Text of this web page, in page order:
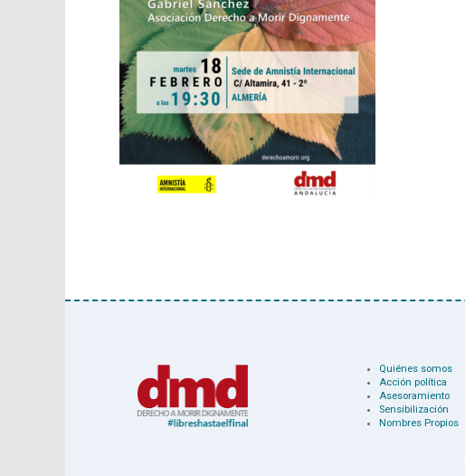
Quiénes somos
Acción política
Asesoramiento
Sensibilización
Nombres Propios